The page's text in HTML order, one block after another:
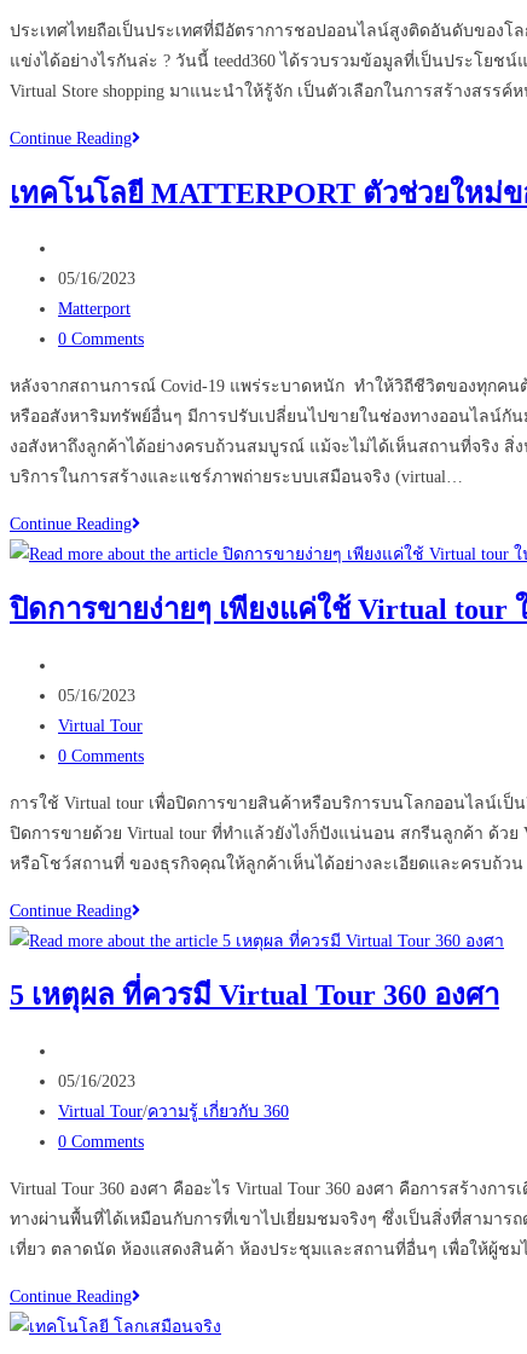
ประเทศไทยถือเป็นประเทศที่มีอัตราการชอปออนไลน์สูงติดอันดับของ
แข่งได้อย่างไรกันล่ะ ? วันนี้ teedd360 ได้รวบรวมข้อมูลที่เป็นประโย
Virtual Store shopping มาแนะนำให้รู้จัก เป็นตัวเลือกในการสร้างสร
Continue ReadingVirtual
เห็น
ไม่
ไป
หน้า
ร้าน
เทคโนโลยี MATTERPORT ตัวช่วยใหม่
author:
Post
published:
05/16/2023
Post
category:
Matterport
Post
0 Comments
หลังจากสถานการณ์ Covid-19 แพร่ระบาดหนัก ทำให้วิถีชีวิตของทุกคน
หรืออสังหาริมทรัพย์อื่นๆ มีการปรับเปลี่ยนไปขายในช่องทางออนไลน์กั
งอสังหาถึงลูกค้าได้อย่างครบถ้วนสมบูรณ์ แม้จะไม่ได้เห็นสถานที่จริง สิ่ง
บริการในการสร้างและแชร์ภาพถ่ายระบบเสมือนจริง (virtual…
Continue Readingเทคโนโลยี
MATTERPORT
ช่วย
ธุรกิจ
อสัง
หา
ปิดการขายง่ายๆ เพียงแค่ใช้ Virtual
author:
Post
published:
05/16/2023
Post
category:
Virtual Tour
Post
0 Comments
การใช้ Virtual tour เพื่อปิดการขายสินค้าหรือบริการบนโลกออนไลน์เ
ปิดการขายด้วย Virtual tour ที่ทำแล้วยังไงก็ปังแน่นอน สกรีนลูกค้า ด้ว
หรือโชว์สถานที่ ของธุรกิจคุณให้ลูกค้าเห็นได้อย่างละเอียดและครบถ้ว
Continue Readingปิด
การ
ขาย
ง่ายๆ
ใช้
Virtual
tour
ใน
ธุรกิจ
ของ
5 เหตุผล ที่ควรมี Virtual Tour 360 องศา
author:
Post
published:
05/16/2023
Post
category:
Virtual Tour/ความรู้ เกี่ยวกับ 360
Post
0 Comments
Virtual Tour 360 องศา คืออะไร Virtual Tour 360 องศา คือการสร้าง
ทางผ่านพื้นที่ได้เหมือนกับการที่เขาไปเยี่ยมชมจริงๆ ซึ่งเป็นสิ่งที่สามา
เที่ยว ตลาดนัด ห้องแสดงสินค้า ห้องประชุมและสถานที่อื่นๆ เพื่อให้ผู้ช
Continue Reading5
เหตุผล